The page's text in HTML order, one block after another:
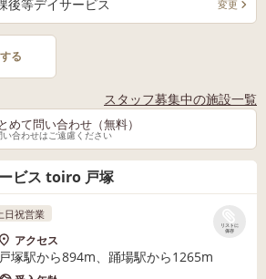
後等デイサービス 変更
る
スタッフ募集中の施設一覧
て問い合わせ（無料）
合わせはご遠慮ください
ビス toiro 戸塚
リストに
保存
日祝営業
アクセス
戸塚駅から894m、踊場駅から1265m